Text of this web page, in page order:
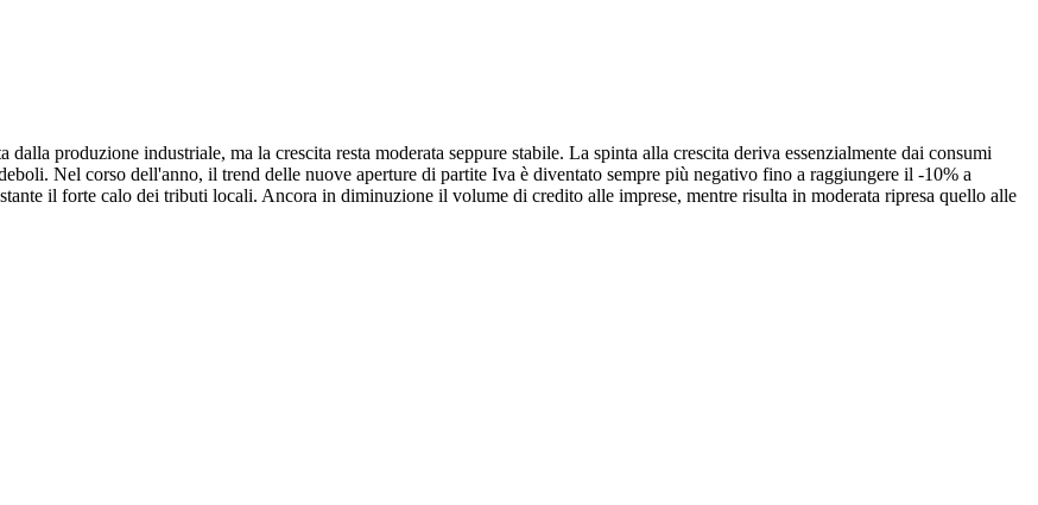
produzione industriale, ma la crescita resta moderata seppure stabile. La spinta alla crescita deriva essenzialmente dai consumi
Nel corso dell'anno, il trend delle nuove aperture di partite Iva è diventato sempre più negativo fino a raggiungere il -10% a
il forte calo dei tributi locali. Ancora in diminuzione il volume di credito alle imprese, mentre risulta in moderata ripresa quello alle